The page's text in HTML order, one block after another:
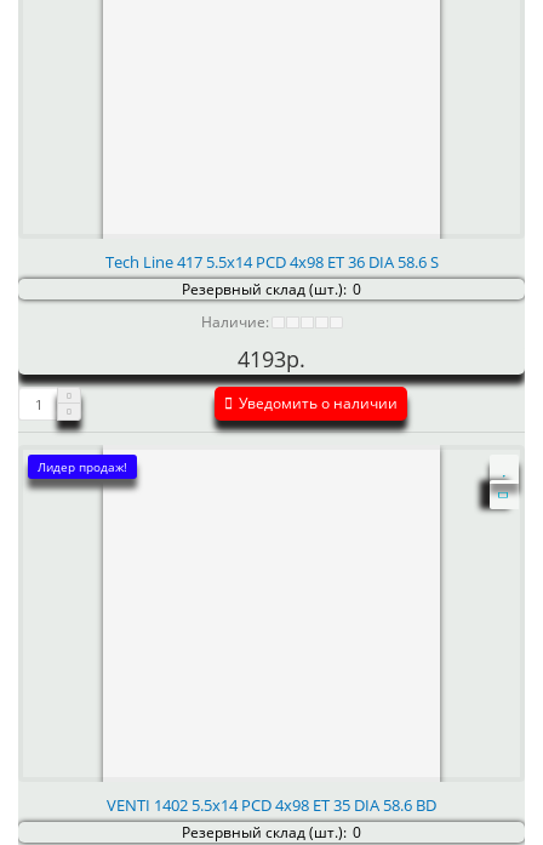
Tech Line 417 5.5x14 PCD 4x98 ET 36 DIA 58.6 S
Резервный склад (шт.): 0
Наличие:
4193р.
Уведомить о наличии
Лидер продаж!
VENTI 1402 5.5x14 PCD 4x98 ET 35 DIA 58.6 BD
Резервный склад (шт.): 0